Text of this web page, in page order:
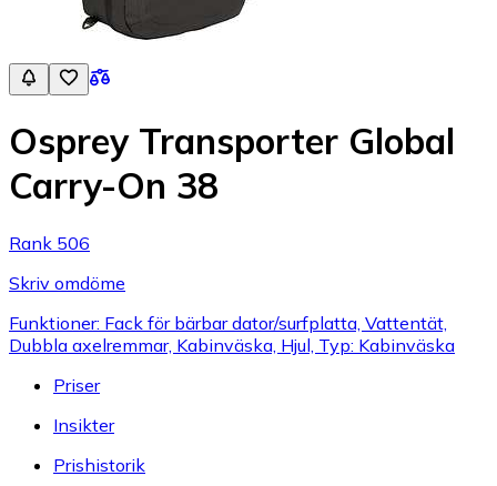
Osprey Transporter Global
Carry-On 38
Rank 506
Skriv omdöme
Funktioner: Fack för bärbar dator/surfplatta, Vattentät,
Dubbla axelremmar, Kabinväska, Hjul, Typ: Kabinväska
Priser
Insikter
Prishistorik